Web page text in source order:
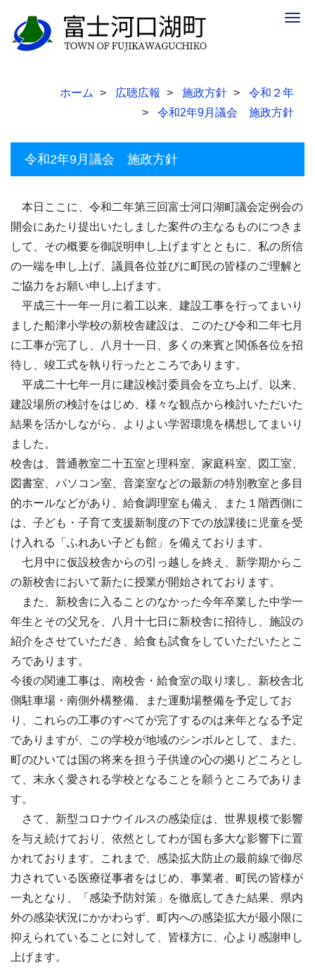
ホーム 広聴広報 施政方針
令和２年
令和2年9月議会 施政方針
令和2年9月議会 施政方針
本日ここに、令和二年第三回富士河口湖町議会定例会の
開会にあたり提出いたしました案件の主なるものにつきま
して、その概要を御説明申し上げますとともに、私の所信
の一端を申し上げ、議員各位並びに町民の皆様のご理解と
ご協力をお願い申し上げます。
平成三十一年一月に着工以来、建設工事を行ってまいり
ました船津小学校の新校舎建設は、このたび令和二年七月
に工事が完了し、八月十一日、多くの来賓と関係各位を招
待し、竣工式を執り行ったところであります。
平成二十七年一月に建設検討委員会を立ち上げ、以来、
建設場所の検討をはじめ、様々な観点から検討いただいた
結果を活かしながら、よりよい学習環境を構想してまいり
ました。
校舎は、普通教室二十五室と理科室、家庭科室、図工室、
図書室、パソコン室、音楽室などの最新の特別教室と多目
的ホールなどがあり、給食調理室も備え、また１階西側に
は、子ども・子育て支援新制度の下での放課後に児童を受
け入れる「ふれあい子ども館」を備えております。
七月中に仮設校舎からの引っ越しを終え、新学期からこ
の新校舎において新たに授業が開始されております。
また、新校舎に入ることのなかった今年卒業した中学一
年生とその父兄を、八月十七日に新校舎に招待し、施設の
紹介をさせていただき、給食も試食をしていただいたとこ
ろであります。
今後の関連工事は、南校舎・給食室の取り壊し、新校舎北
側駐車場・南側外構整備、また運動場整備を予定してお
り、これらの工事のすべてが完了するのは来年となる予定
でありますが、この学校が地域のシンボルとして、また、
町のひいては国の将来を担う子供達の心の拠りどころとし
て、末永く愛される学校となることを願うところでありま
す。
さて、新型コロナウイルスの感染症は、世界規模で影響
を与え続けており、依然としてわが国も多大な影響下に置
かれております。これまで、感染拡大防止の最前線で御尽
力されている医療従事者をはじめ、事業者、町民の皆様が
一丸となり、「感染予防対策」を徹底してきた結果、県内
外の感染状況にかかわらず、町内への感染拡大が最小限に
抑えられていることに対して、皆様方に、心より感謝申し
上げます。